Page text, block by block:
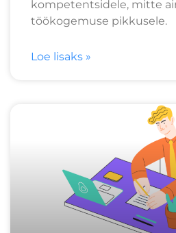
kompetentsidele, mitte
töökogemuse pikkusele.
Loe lisaks »